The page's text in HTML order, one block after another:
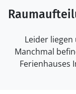
Leider
Manchmal
Ferienhauses